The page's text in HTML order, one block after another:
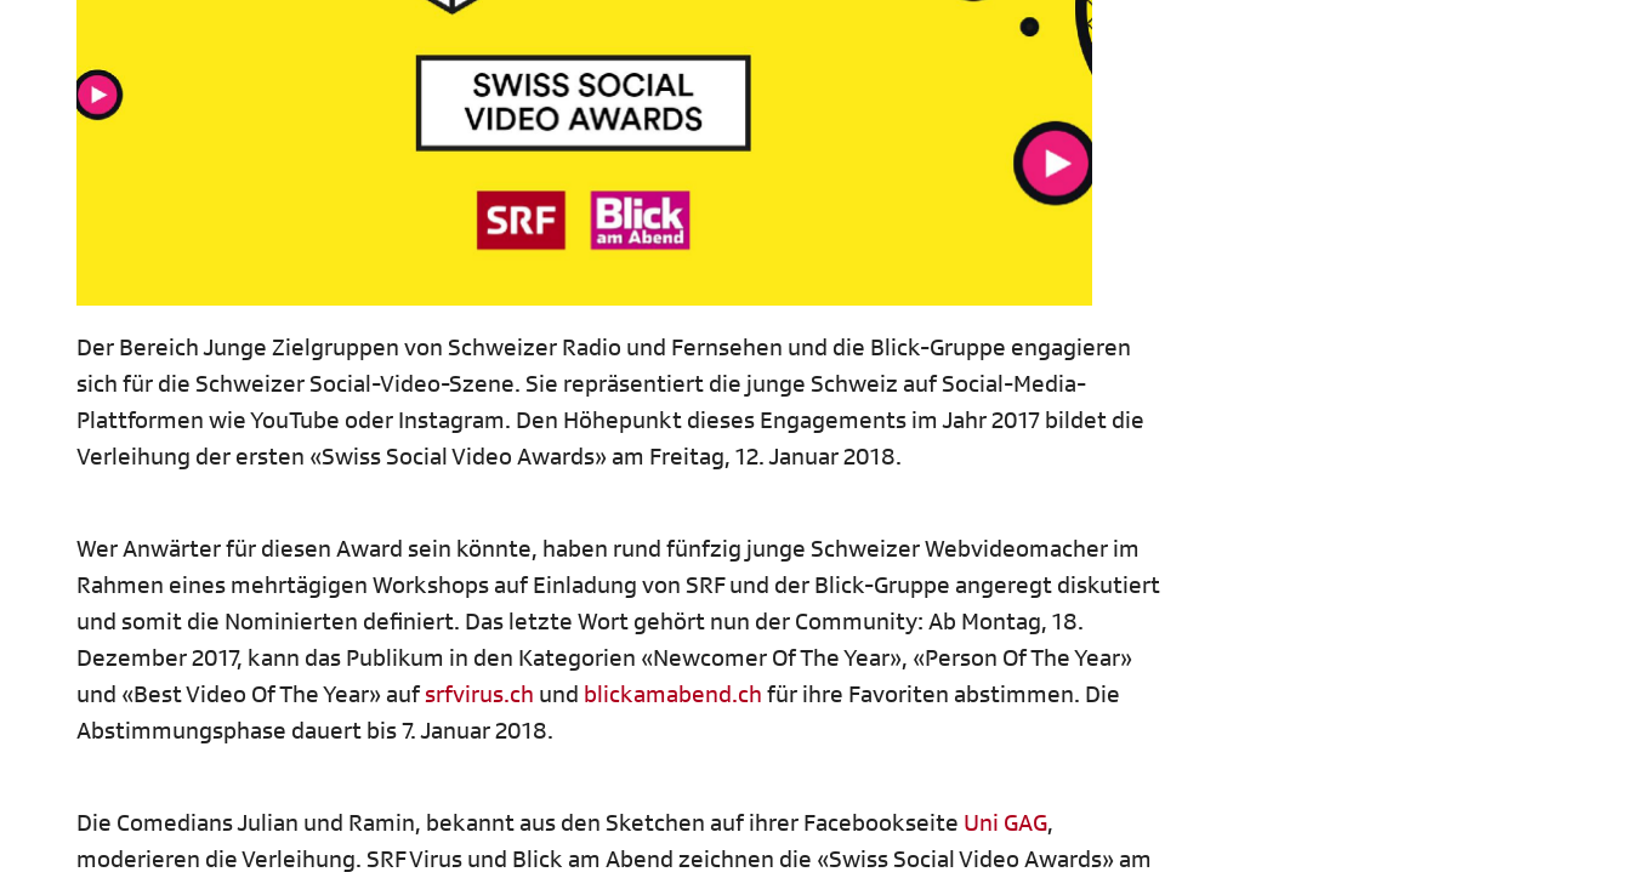
Der Bereich Junge Zielgruppen von Schweizer Radio und Fernsehen und die Blick-Gruppe engagieren
sich für die Schweizer Social-Video-Szene. Sie repräsentiert die junge Schweiz auf Social-Media-
Plattformen wie YouTube oder Instagram. Den Höhepunkt dieses Engagements im Jahr 2017 bildet die
Verleihung der ersten «Swiss Social Video Awards» am Freitag, 12. Januar 2018.
Wer Anwärter für diesen Award sein könnte, haben rund fünfzig junge Schweizer Webvideomacher im
Rahmen eines mehrtägigen Workshops auf Einladung von SRF und der Blick-Gruppe angeregt diskutiert
und somit die Nominierten definiert. Das letzte Wort gehört nun der Community: Ab Montag, 18.
Dezember 2017, kann das Publikum in den Kategorien «Newcomer Of The Year», «Person Of The Year»
und «Best Video Of The Year» aufsrfvirus.ch und blickamabend.ch für ihre Favoriten abstimmen. Die
Abstimmungsphase dauert bis 7. Januar 2018.
Die Comedians Julian und Ramin, bekannt aus den Sketchen auf ihrer Facebookseite Uni GAG,
moderieren die Verleihung. SRF Virus und Blick am Abend zeichnen die «Swiss Social Video Awards» am